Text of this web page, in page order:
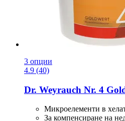
3 опции
4.9 (40)
Dr. Weyrauch Nr. 4
Микроелементи в
За компенсиране на